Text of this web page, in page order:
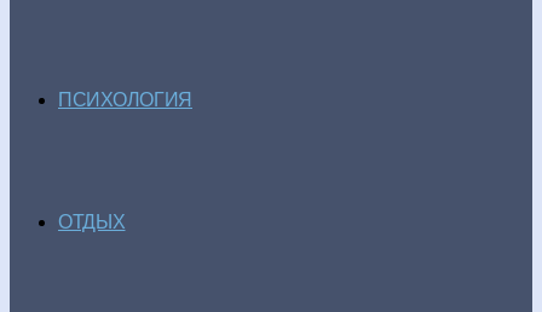
ПСИХОЛОГИЯ
ОТДЫХ